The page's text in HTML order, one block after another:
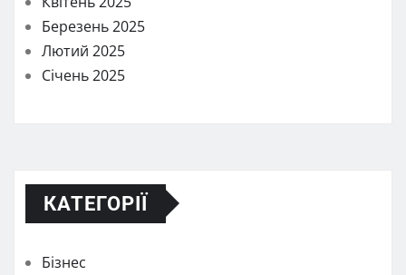
Березень 2025
Лютий 2025
Січень 2025
КАТЕГОРІЇ
Бізнес